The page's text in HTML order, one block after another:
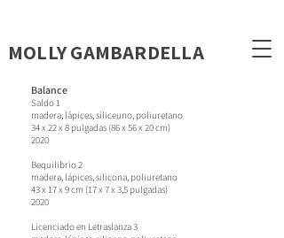
MOLLY GAMBARDELLA
Balance
Saldo 1
madera, lápices, síliceuno, poliuretano
34 x 22 x 8 pulgadas (86 x 56 x 20 cm)
2020
Bequilibrio 2
madera, lápices, silicona, poliuretano
43 x 17 x 9 cm (17 x 7 x 3,5 pulgadas)
2020
Licenciado en Letraslanza 3